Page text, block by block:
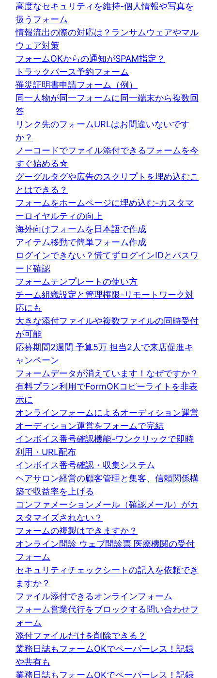
高度なセキュリティを維持-個人情報や写真を
扱うフォーム
情報流出の際の対応は？ランサムウェアやマル
ウェア対策
フォームOKからの通知がSPAM指定？
トラックバース予約フォーム
罹災証明書申請フォーム（例）
同一人物が同一フォームに同一端末から複数回
答
リンク先のフォームURLはお間違いないです
か？
ノーコードでファイル添付できるフォームを今
すぐ始める☆
グーグルタグや広告のスクリプトを埋め込むこ
とはできる？
フォームをホームページに埋め込む-カスタマ
ーロイヤルティの向上
海外向けフォームを日本語で作成
アイテム移動で簡単フォーム作成
ログインできない？慌てずログインIDとパスワ
ード確認
フォームテンプレートの使い方
チーム組織設定と管理権限-リモートワーク対
応にも
大きな添付ファイルや複数ファイルの同時受付
が可能
応募期間2週間 予算5万 担当2人で来店促進キ
ャンペーン
フォームデータが消えています！なぜですか？
有料プラン利用でFormOKコピーライトを非表
示に
オンラインフォームによるオーディション運営
オーディション運営をフォームで完結
インボイス番号確認機能-ワンクリックで即時
利用・URL配布
インボイス番号確認・収集システム
ヘアサロン経営の顧客管理と集客、信頼関係構
築で収益率を上げる
コンファメーションメール（確認メール）がカ
スタマイズされない？
フォームの複製はできますか？
オンライン問診 ウェブ問診票 医療機関の受付
フォーム
セキュリティチェックシートの記入を依頼でき
ますか？
ファイル添付できるオンラインフォーム
フォーム営業代行をブロックする問い合わせフ
ォーム
添付ファイルだけを削除できる？
業務日誌もフォームOKでペーパーレス！記録
や共有も
業務日誌もフォームOKでペーパーレス！記録